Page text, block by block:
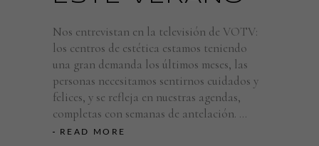
Nos entrevistan en la televisión de VOTV:
los centros de estética estamos teniendo
una gran demanda los últimos meses, las
personas necesitamos sentirnos cuidados y
felices, y se refleja en nuestras agendas,
completas con semanas de antelación.
READ MORE